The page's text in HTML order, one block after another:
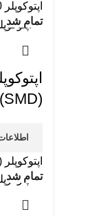
اپتوکوپلر TLP250
تمام شد
(SMD)
اپتوکوپلر 4N35 (SMD)
تمام شد